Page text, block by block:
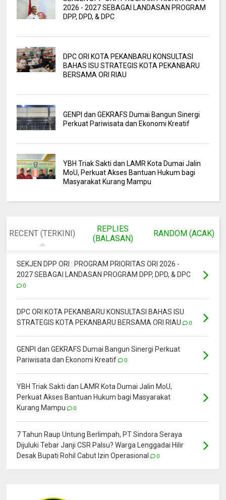
2026 - 2027 SEBAGAI LANDASAN PROGRAM
DPP, DPD, & DPC
DPC ORI KOTA PEKANBARU KONSULTASI
BAHAS ISU STRATEGIS KOTA PEKANBARU
BERSAMA ORI RIAU
GENPI dan GEKRAFS Dumai Bangun Sinergi
Perkuat Pariwisata dan Ekonomi Kreatif
YBH Triak Sakti dan LAMR Kota Dumai Jalin
MoU, Perkuat Akses Bantuan Hukum bagi
Masyarakat Kurang Mampu
RECENT (TERKINI)
REPLIES
(BALASAN)
RANDOM (ACAK)
SEKJEN DPP ORI : PROGRAM PRIORITAS ORI 2026 -
2027 SEBAGAI LANDASAN PROGRAM DPP, DPD, & DPC
0
DPC ORI KOTA PEKANBARU KONSULTASI BAHAS ISU
STRATEGIS KOTA PEKANBARU BERSAMA ORI RIAU
0
GENPI dan GEKRAFS Dumai Bangun Sinergi Perkuat
Pariwisata dan Ekonomi Kreatif
0
YBH Triak Sakti dan LAMR Kota Dumai Jalin MoU,
Perkuat Akses Bantuan Hukum bagi Masyarakat
Kurang Mampu
0
7 Tahun Raup Untung Berlimpah, PT Sindora Seraya
Dijuluki Tebar Janji CSR Palsu? Warga Lenggadai Hilir
Desak Bupati Rohil Cabut Izin Operasional
0